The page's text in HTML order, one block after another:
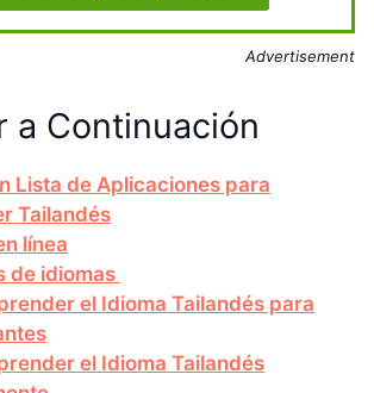
Advertisement
a Continuación
Lista de Aplicaciones para
Tailandés
línea
de idiomas
el Idioma Tailandés para
el Idioma Tailandés